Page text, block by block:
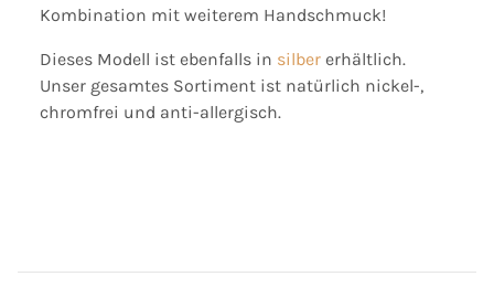
Kombination mit weiterem Handschmuck!
Dieses Modell ist ebenfalls in silber erhältlich.
Unser gesamtes Sortiment ist natürlich nickel-,
chromfrei und anti-allergisch.